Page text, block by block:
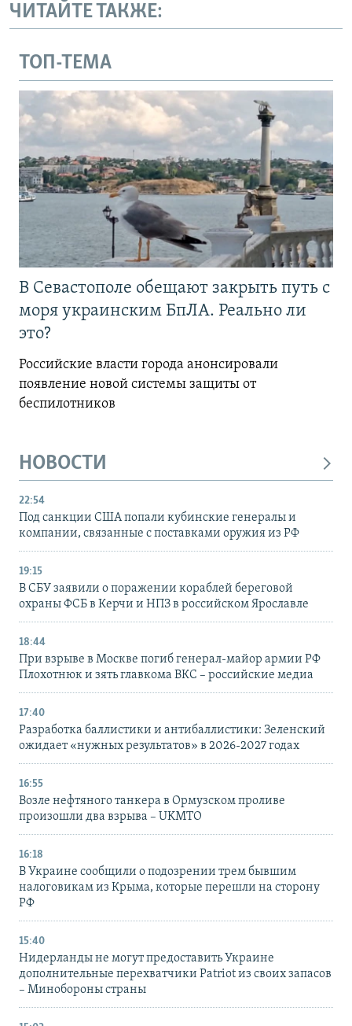
ЧИТАЙТЕ ТАКЖЕ:
ТОП-ТЕМА
В Севастополе обещают закрыть путь с
моря украинским БпЛА. Реально ли
это?
Российские власти города анонсировали
появление новой системы защиты от
беспилотников
НОВОСТИ
22:54
Под санкции США попали кубинские генералы и
компании, связанные с поставками оружия из РФ
19:15
В СБУ заявили о поражении кораблей береговой
охраны ФСБ в Керчи и НПЗ в российском Ярославле
18:44
При взрыве в Москве погиб генерал-майор армии РФ
Плохотнюк и зять главкома ВКС – российские медиа
17:40
Разработка баллистики и антибаллистики: Зеленский
ожидает «нужных результатов» в 2026-2027 годах
16:55
Возле нефтяного танкера в Ормузском проливе
произошли два взрыва – UKMTO
16:18
В Украине сообщили о подозрении трем бывшим
налоговикам из Крыма, которые перешли на сторону
РФ
15:40
Нидерланды не могут предоставить Украине
дополнительные перехватчики Patriot из своих запасов
– Минобороны страны